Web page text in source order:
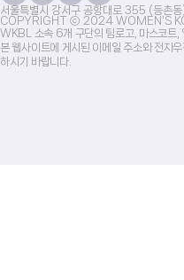
서울특별시 강서구 공항대로 355 (등촌동
COPYRIGHT ⓒ 2024 WOMEN'S
WKBL 소속 6개 구단의 팀로고, 마스코트,
본 웹사이트에 게시된 이메일 주소와 전자
하시기 바랍니다.